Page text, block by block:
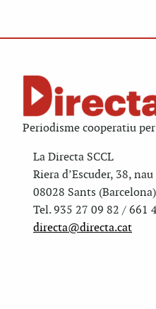
Periodisme cooperatiu
La Directa SCCL
Riera d’Escuder, 38,
08028 Sants (Barcelona)
Tel. 935 27 09 82 / 661
directa@directa.cat